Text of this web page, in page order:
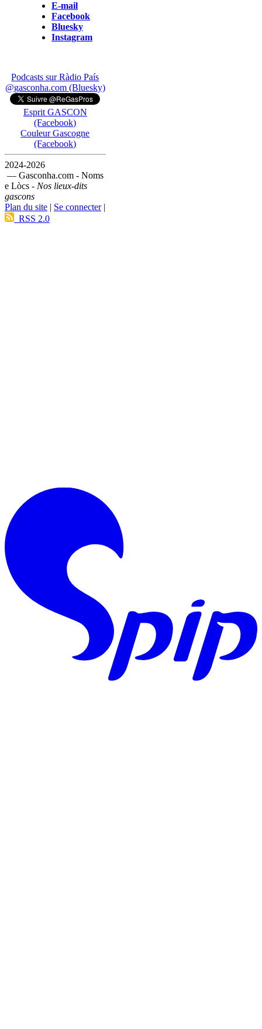
E-mail
Facebook
Bluesky
Instagram
Podcasts sur Ràdio País
@gasconha.com (Bluesky)
Esprit GASCON
(Facebook)
Couleur Gascogne
(Facebook)
2024-2026
— Gasconha.com - Noms
e Lòcs - Nos lieux-dits
gascons
Plan du site | Se connecter|
RSS 2.0